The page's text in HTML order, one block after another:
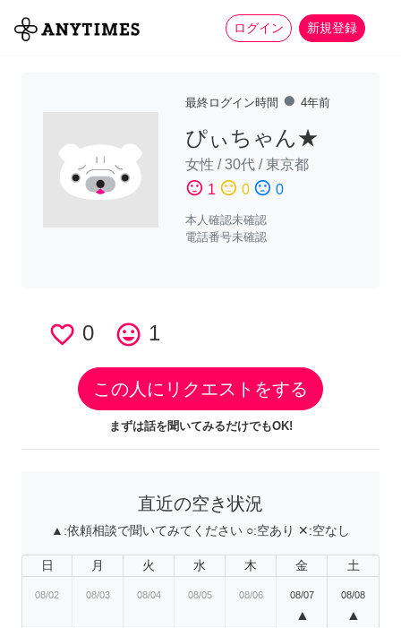
ログイン 新規登録
全て 家事 more_horiz
最終ログイン時間 fiber_manual_record 4年前
ぴぃちゃん★
女性 /30代 /東京都
sentiment_satisfied 1 sentiment_neutral 0 sentiment_dissatisfied 0
本人確認未確認
電話番号未確認
favorite_border 0 tag_faces 1
この人にリクエストをする
まずは話を聞いてみるだけでもOK!
直近の空き状況
▲:依頼相談で聞いてみてください ○:空あり ✕:空なし
日 月 火 水 木 金 土
08/02 08/03 08/04 08/05 08/06 08/07
▲
08/08
▲